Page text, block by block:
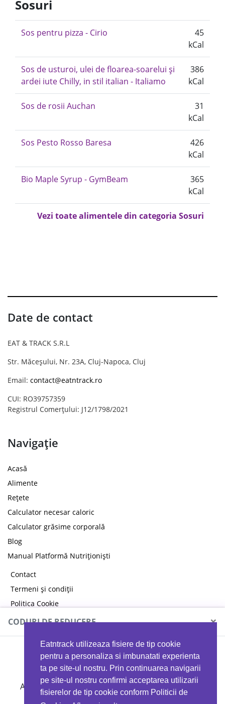
Eatntrack utilizeaza fisiere de tip cookie
pentru a personaliza si imbunatati experienta
ta pe site-ul nostru. Prin continuarea navigarii
pe site-ul nostru confirmi acceptarea utilizarii
fisierelor de tip cookie conform Politicii de
Sosuri
Sos pentru pizza - Cirio
45
kCal
Sos de usturoi, ulei de floarea-soarelui și
ardei iute Chilly, in stil italian - Italiamo
386
kCal
Sos de rosii Auchan
31
kCal
Sos Pesto Rosso Baresa
426
kCal
Bio Maple Syrup - GymBeam
365
kCal
Vezi toate alimentele din categoria Sosuri
Date de contact
EAT & TRACK S.R.L
Str. Măceșului, Nr. 23A, Cluj-Napoca, Cluj
Email: contact@eatntrack.ro
CUI: RO39757359
Registrul Comerțului: J12/1798/2021
Navigație
Acasă
Alimente
Rețete
Calculator necesar caloric
Calculator grăsime corporală
Blog
Manual Platformă Nutriționiști
Contact
Termeni și condiții
Politica Cookie
Politica de confidențialitate
CODURI DE REDUCERE ×
MYPROTEIN
Ai 40%reducere la orice comandă folosind codul
EATTRACK